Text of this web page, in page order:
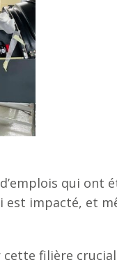
qui ont
impacté, et
filière